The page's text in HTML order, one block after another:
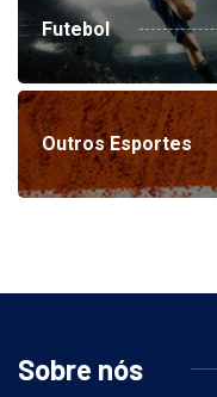
Futebol
Outros Esportes
Sobre nós